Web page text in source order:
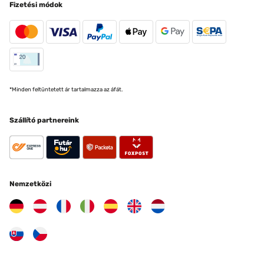
Fizetési módok
*Minden feltüntetett ár tartalmazza az áfát.
Szállító partnereink
Nemzetközi